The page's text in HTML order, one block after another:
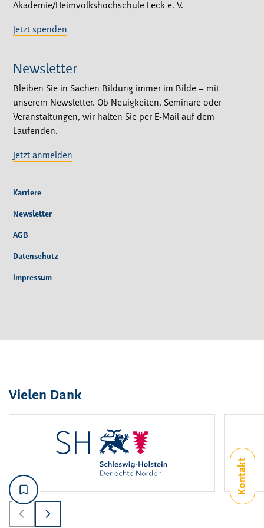
Akademie/Heimvolkshochschule Leck e. V.
Jetzt spenden
Newsletter
Bleiben Sie in Sachen Bildung immer im Bilde – mit
unserem Newsletter. Ob Neuigkeiten, Seminare oder
Veranstaltungen, wir halten Sie per E-Mail auf dem
Laufenden.
Jetzt anmelden
Karriere
Newsletter
AGB
Datenschutz
Impressum
Vielen Dank
Logo1bis2von6sichtbar.